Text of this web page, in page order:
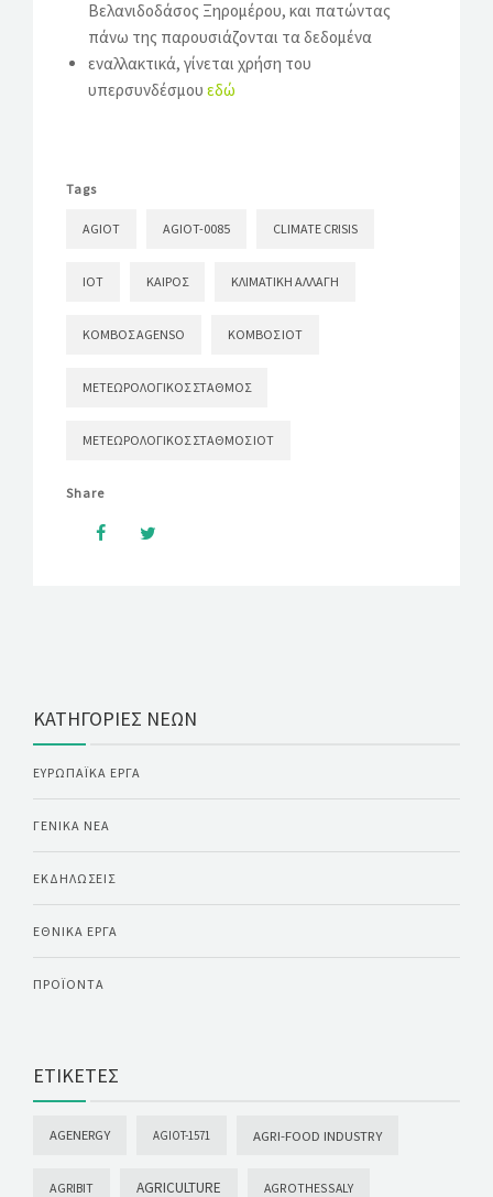
Βελανιδοδάσος Ξηρομέρου, και πατώντας
πάνω της παρουσιάζονται τα δεδομένα
εναλλακτικά, γίνεται χρήση του
υπερσυνδέσμου εδώ
Tags
AGIOT AGIOT-0085 CLIMATE CRISIS
IOT ΚΑΙΡΌΣ ΚΛΙΜΑΤΙΚΉ ΑΛΛΑΓΉ
ΚΌΜΒΟΣ AGENSO ΚΌΜΒΟΣ ΙΟΤ
ΜΕΤΕΩΡΟΛΟΓΙΚΌΣ ΣΤΑΘΜΌΣ
ΜΕΤΕΩΡΟΛΟΓΙΚΌΣ ΣΤΑΘΜΌΣ ΙΟΤ
Share
ΚΑΤΗΓΟΡΊΕΣ ΝΈΩΝ
ΕΥΡΩΠΑΪΚΆ ΈΡΓΑ
ΓΕΝΙΚΆ ΝΈΑ
ΕΚΔΗΛΏΣΕΙΣ
ΕΘΝΙΚΆ ΈΡΓΑ
ΠΡΟΪΌΝΤΑ
ΕΤΙΚΈΤΕΣ
AGENERGY AGIOT-1571 AGRI-FOOD INDUSTRY
AGRIBIT AGRICULTURE AGROTHESSALY